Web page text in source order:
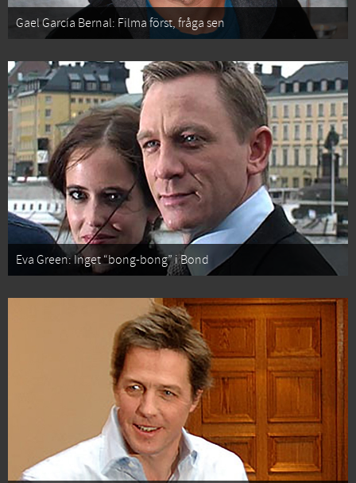
Gael García Bernal: Filma först, fråga sen
Eva Green: Inget “bong-bong” i Bond